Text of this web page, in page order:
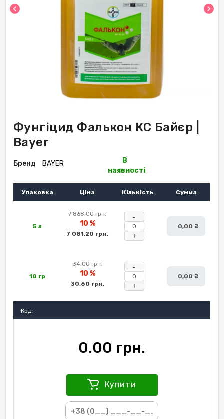
chevron_left chevron_right
Фунгіцид Фалькон КС Байєр |
Bayer
Бренд BAYER
В
наявності
Упаковка Ціна Кількість Сумма
5 л
7 868,00 грн.
10 %
7 081,20 грн. +
0,00 ₴
10 гр
34,00 грн.
10 %
30,60 грн. +
0,00 ₴
Код:
0.00 грн.
Купити